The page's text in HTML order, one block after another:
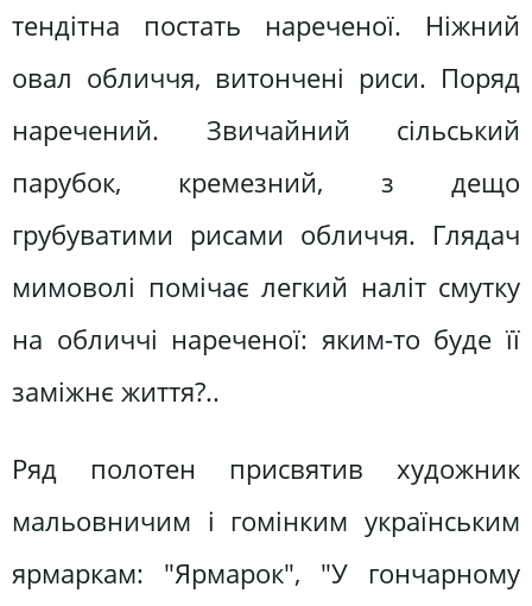
тендітна постать нареченої. Ніжний
овал обличчя, витончені риси. Поряд
наречений. Звичайний сільський
парубок, кремезний, з дещо
грубуватими рисами обличчя. Глядач
мимоволі помічає легкий наліт смутку
на обличчі нареченої: яким-то буде її
заміжнє життя?..
Ряд полотен присвятив художник
мальовничим і гомінким українським
ярмаркам: "Ярмарок", "У гончарному